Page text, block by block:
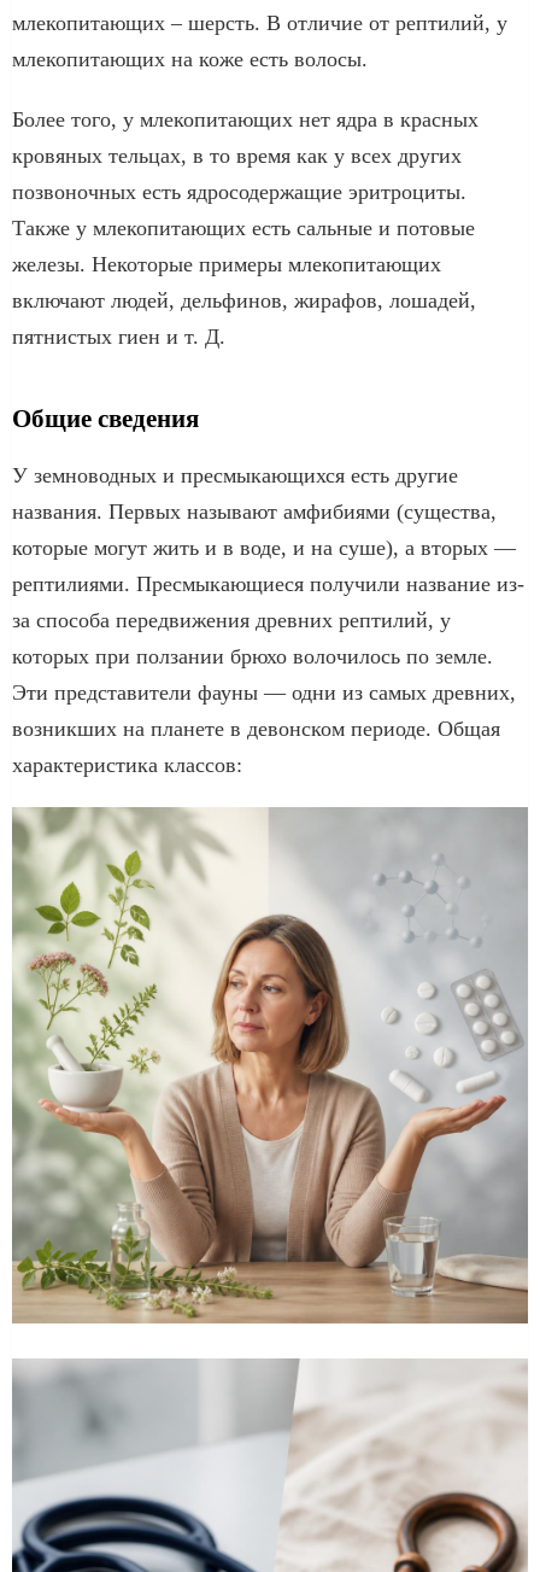
млекопитающих – шерсть. В отличие от рептилий, у
млекопитающих на коже есть волосы.
Более того, у млекопитающих нет ядра в красных
кровяных тельцах, в то время как у всех других
позвоночных есть ядросодержащие эритроциты.
Также у млекопитающих есть сальные и потовые
железы. Некоторые примеры млекопитающих
включают людей, дельфинов, жирафов, лошадей,
пятнистых гиен и т. Д.
Общие сведения
У земноводных и пресмыкающихся есть другие
названия. Первых называют амфибиями (существа,
которые могут жить и в воде, и на суше), а вторых —
рептилиями. Пресмыкающиеся получили название из-
за способа передвижения древних рептилий, у
которых при ползании брюхо волочилось по земле.
Эти представители фауны — одни из самых древних,
возникших на планете в девонском периоде. Общая
характеристика классов: